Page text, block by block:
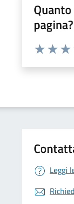
pagina?
Valuta da 1 a 5
Leggi